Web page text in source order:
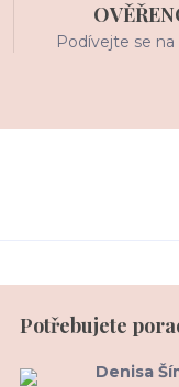
Podívejte se
Potřebujete
Denisa